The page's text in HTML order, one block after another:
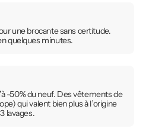
une brocante sans certitude.
quelques minutes.
-50% du neuf. Des vêtements de
qui valent bien plus à l’origine
lavages.